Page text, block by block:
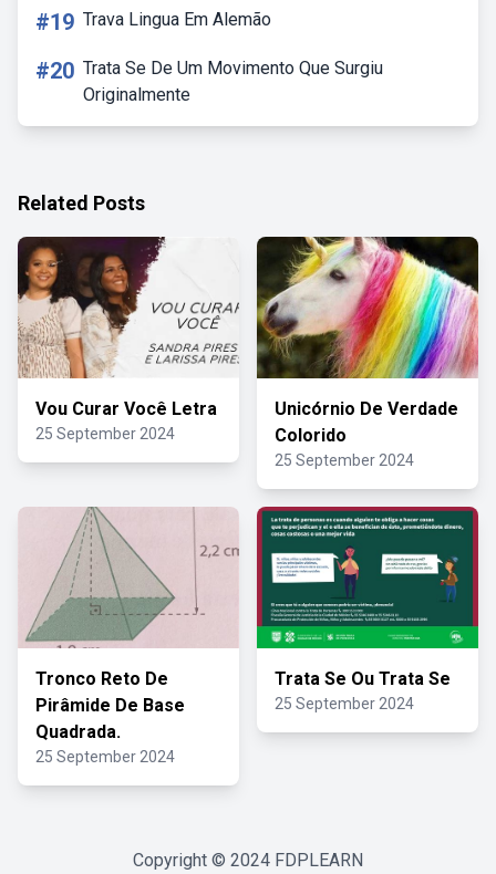
#19 Trava Lingua Em Alemão
#20 Trata Se De Um Movimento Que Surgiu
Originalmente
Related Posts
Vou Curar Você Letra
25 September 2024
Unicórnio De Verdade
Colorido
25 September 2024
Tronco Reto De
Pirâmide De Base
Quadrada.
25 September 2024
Trata Se Ou Trata Se
25 September 2024
Copyright © 2024 FDPLEARN